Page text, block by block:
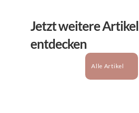
Jetzt weitere Artikel
entdecken
Alle Artikel